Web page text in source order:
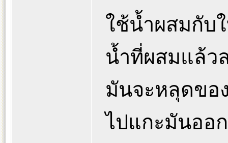
ใช้น้ำผสมกับ
น้ำที่ผสมแล้ว
มันจะหลุดขอ
ไปแกะมันออ